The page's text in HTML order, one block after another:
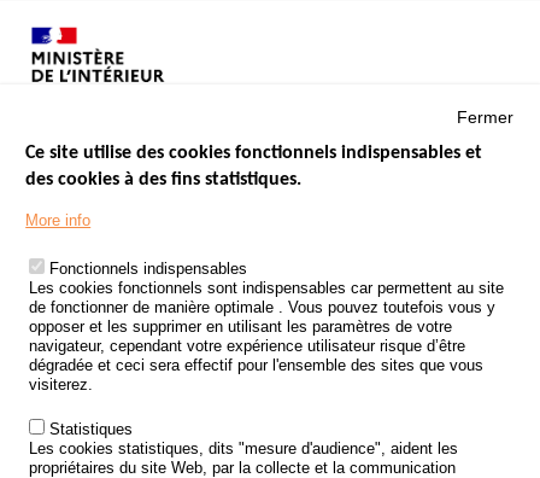
Menu
Footer
LES SITES PUBLICS
ÉTAT DE L’INSÉCURITÉ ROUTIÈRE
TRAITEMENT DES DONNÉES PERSONNELLES DES ACCIDENTS DE
LA ROUTE
ETUDES ET RECHERCHES
APPEL À PROJETS
POLITIQUE DE SÉCURITÉ ROUTIÈRE
Fermer
Ce site utilise des cookies fonctionnels indispensables et
des cookies à des fins statistiques.
More info
Fonctionnels indispensables
Les cookies fonctionnels sont indispensables car permettent au site
de fonctionner de manière optimale . Vous pouvez toutefois vous y
opposer et les supprimer en utilisant les paramètres de votre
navigateur, cependant votre expérience utilisateur risque d’être
dégradée et ceci sera effectif pour l'ensemble des sites que vous
visiterez.
Statistiques
Les cookies statistiques, dits "mesure d'audience", aident les
propriétaires du site Web, par la collecte et la communication